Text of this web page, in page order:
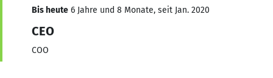
Bis heute 6 Jahre und 8 Monate, seit Jan. 2020
CEO
COO